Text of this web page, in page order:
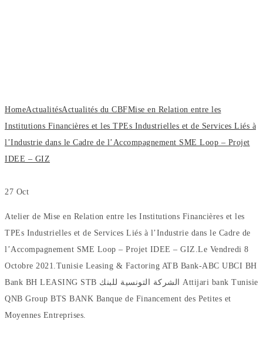
HomeActualitésActualités du CBFMise en Relation entre les
Institutions Financières et les TPEs Industrielles et de Services Liés à
l’Industrie dans le Cadre de l’Accompagnement SME Loop – Projet
IDEE – GIZ
27 Oct
Atelier de Mise en Relation entre les Institutions Financières et les
TPEs Industrielles et de Services Liés à l’Industrie dans le Cadre de
l’Accompagnement SME Loop – Projet IDEE – GIZ.Le Vendredi 8
Octobre 2021.Tunisie Leasing & Factoring ATB Bank-ABC UBCI BH
Bank BH LEASING STB الشركة التونسية للبنك Attijari bank Tunisie
QNB Group BTS BANK Banque de Financement des Petites et
Moyennes Entreprises.